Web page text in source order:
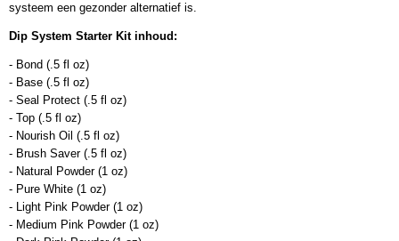
systeem een gezonder alternatief is.
Dip System Starter Kit inhoud:
- Bond (.5 fl oz)
- Base (.5 fl oz)
- Seal Protect (.5 fl oz)
- Top (.5 fl oz)
- Nourish Oil (.5 fl oz)
- Brush Saver (.5 fl oz)
- Natural Powder (1 oz)
- Pure White (1 oz)
- Light Pink Powder (1 oz)
- Medium Pink Powder (1 oz)